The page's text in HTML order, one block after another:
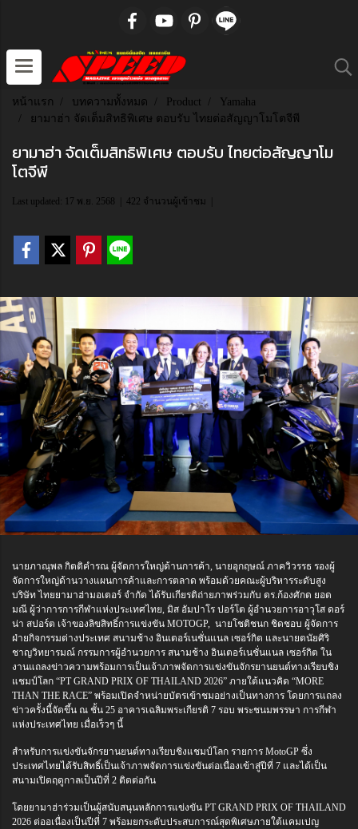
หน้าแรก บทความทั้งหมด Product
Yamaha
ยามาฮ่า จัดเต็มสิทธิพิเศษ ตอบรับ ไทยต่อสัญญาโมโตจีพี
ยามาฮ่า จัดเต็มสิทธิพิเศษ ตอบรับ ไทยต่อสัญญาโม
โตจีพี
Last updated: 17 พ.ย. 2568 422 จำนวนผู้เข้าชม
นายภาณุพล กิตติคำรณ ผู้จัดการใหญ่ด้านการค้า, นายอุกฤษณ์ ภาควิวรรธ รองผู้
จัดการใหญ่ด้านวางแผนการค้าและการตลาด พร้อมด้วยคณะผู้บริหารระดับสูง
บริษัท ไทยยามาฮ่ามอเตอร์ จำกัด ได้รับเกียรติถ่ายภาพร่วมกับ ดร.ก้องศักด ยอด
มณี ผู้ว่าการการกีฬาแห่งประเทศไทย, มิส อัมปาโร ปอร์โต ผู้อำนวยการอาวุโส ดอร์
น่า สปอร์ต เจ้าของลิขสิทธิ์การแข่งขัน MOTOGP, นายโชติชนก ชิดชอบ ผู้จัดการ
ฝ่ายกิจกรรมต่างประเทศ สนามช้าง อินเตอร์เนชั่นแนล เซอร์กิต และนายตนัยศิริ
ชาญวิทยารมณ์ กรรมการผู้อำนวยการ สนามช้าง อินเตอร์เนชั่นแนล เซอร์กิต ใน
งานแถลงข่าวความพร้อมการเป็นเจ้าภาพจัดการแข่งขันจักรยานยนต์ทางเรียบชิง
แชมป์โลก “PT GRAND PRIX OF THAILAND 2026” ภายใต้แนวคิด “MORE
THAN THE RACE” พร้อมเปิดจำหน่ายบัตรเข้าชมอย่างเป็นทางการ โดยการแถลง
ข่าวครั้งนี้จัดขึ้น ณ ชั้น 25 อาคารเฉลิมพระเกียรติ 7 รอบ พระชนมพรรษา การกีฬา
แห่งประเทศไทย เมื่อเร็วๆ นี้
สำหรับการแข่งขันจักรยานยนต์ทางเรียบชิงแชมป์โลก รายการ MotoGP ซึ่ง
ประเทศไทยได้รับสิทธิ์เป็นเจ้าภาพจัดการแข่งขันต่อเนื่องเข้าสู่ปีที่ 7 และได้เป็น
สนามเปิดฤดูกาลเป็นปีที่ 2 ติดต่อกัน
โดยยามาฮ่าร่วมเป็นผู้สนับสนุนหลักการแข่งขัน PT GRAND PRIX OF THAILAND
2026 ต่ออเนื่องเป็นปีที่ 7 พร้อมยกระดับประสบการณ์สุดพิเศษภายใต้แคมเปญ